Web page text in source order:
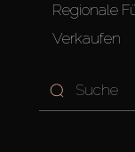
Regionale
Verkaufen